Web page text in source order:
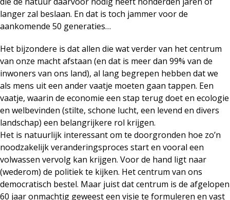
langer zal beslaan. En dat is toch jammer voor de
aankomende 50 generaties…
Het bijzondere is dat allen die wat verder van het centrum
van onze macht afstaan (en dat is meer dan 99% van de
inwoners van ons land), al lang begrepen hebben dat we
als mens uit een ander vaatje moeten gaan tappen. Een
vaatje, waarin de economie een stap terug doet en ecologie
en welbevinden (stilte, schone lucht, een levend en divers
landschap) een belangrijkere rol krijgen.
Het is natuurlijk interessant om te doorgronden hoe zo’n
noodzakelijk veranderingsproces start en vooral een
volwassen vervolg kan krijgen. Voor de hand ligt naar
(wederom) de politiek te kijken. Het centrum van ons
democratisch bestel. Maar juist dat centrum is de afgelopen
60 jaar onmachtig geweest een visie te formuleren en vast